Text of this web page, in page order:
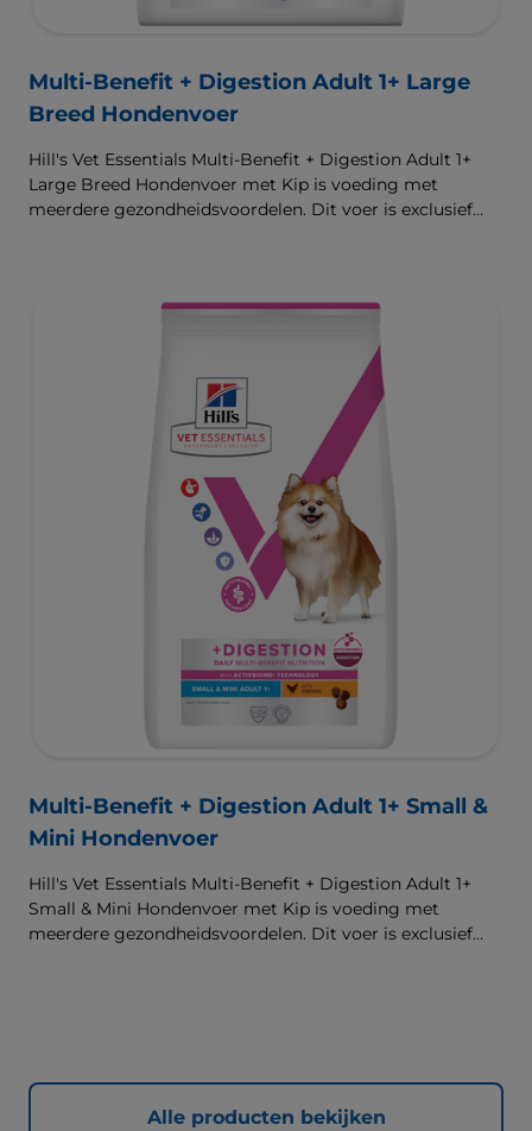
Multi-Benefit + Digestion Adult 1+ Large
Breed Hondenvoer
Hill's Vet Essentials Multi-Benefit + Digestion Adult 1+
Large Breed Hondenvoer met Kip is voeding met
meerdere gezondheidsvoordelen. Dit voer is exclusief
unieke darmmicrobioom van huisdieren voedt, voor een
beste ondersteuning voor nu en de toekomst.
Multi-Benefit + Digestion Adult 1+ Small &
Mini Hondenvoer
Hill's Vet Essentials Multi-Benefit + Digestion Adult 1+
Small & Mini Hondenvoer met Kip is voeding met
meerdere gezondheidsvoordelen. Dit voer is exclusief
beste ondersteuning voor nu en de toekomst.
Alle producten bekijken